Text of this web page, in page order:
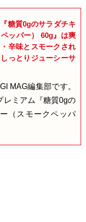
糖質0gのサラダチキ
ッパー） 60g』は爽
辛味とスモークされ
っとりジューシーサ
MAG編集部です。
レミアム『糖質0gの
（スモークペッパ